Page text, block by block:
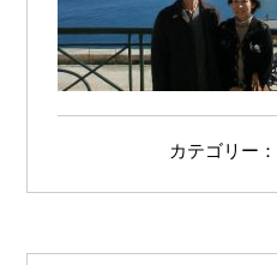
カテゴリー：